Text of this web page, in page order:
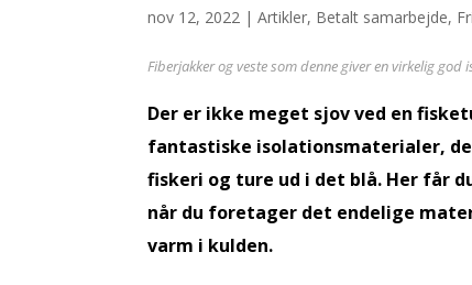
nov 12, 2022 |Artikler, Betalt samarbejde,
Fiberjakker og veste som denne giver en virkelig
Der er ikke meget sjov ved en
fantastiske isolationsmaterialer,
fiskeri og ture ud i det blå. Her får
når du foretager det endelige
varm i kulden.